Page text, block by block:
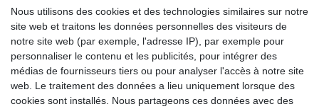
surcharge/surchauffe/court-circuit
sécurité maximale possible !
Cela pourrait vous intéresser :
Nous utilisons des cookies et des technologies similaires sur notre
site web et traitons les données personnelles des visiteurs de
notre site web (par exemple, l'adresse IP), par exemple pour
personnaliser le contenu et les publicités, pour intégrer des
médias de fournisseurs tiers ou pour analyser l'accès à notre site
web. Le traitement des données a lieu uniquement lorsque des
cookies sont installés. Nous partageons ces données avec des